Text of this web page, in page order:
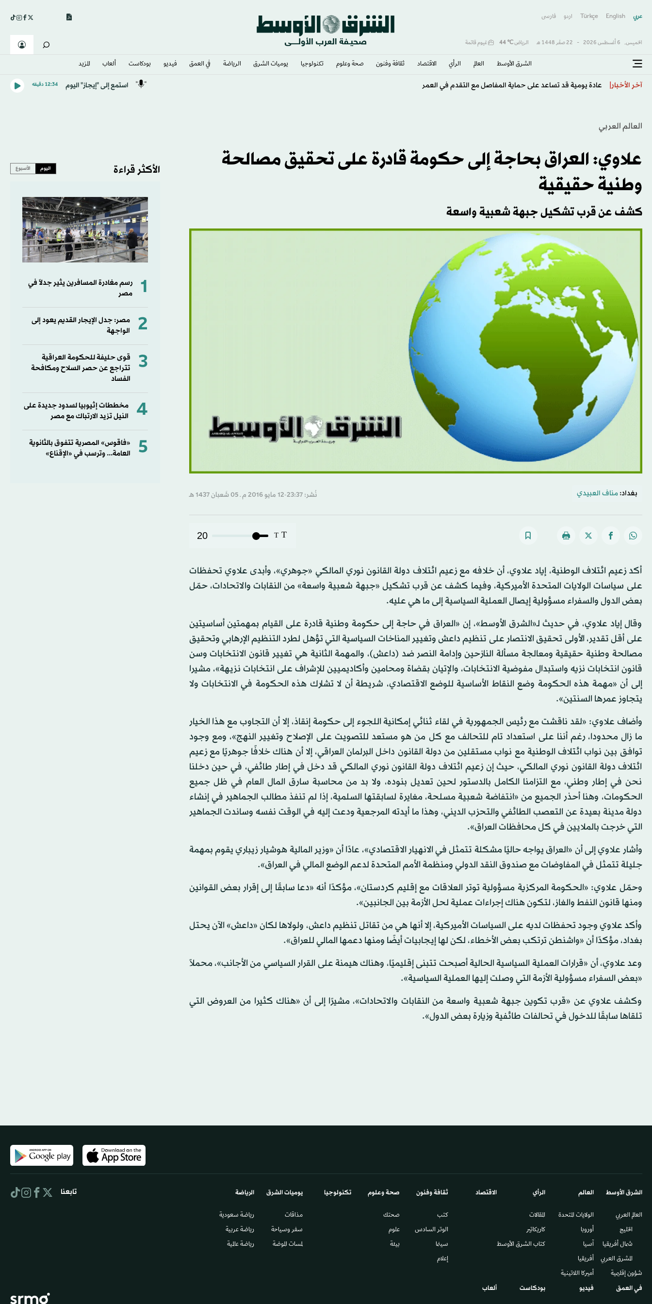
عربي English
Türkçe اردو فارسى
الخميس, 6 أغسطس 2026 - 22 صفَر 1448 هـ الرياض℃
44 غيوم قاتمة
الشرق الأوسط​ العالم الرأي الاقتصاد ثقافة وفنون صحة وعلوم تكنولوجيا يوميات الشرق​ الرياضة في العمق فيديو بودكاست ألعاب المزيد
آخر الأخبار استمع إلى "إيجاز" اليوم 12:34 دقيقه
العالم العربي
علاوي: العراق بحاجة إلى حكومة قادرة على تحقيق مصالحة
وطنية حقيقية
كشف عن قرب تشكيل جبهة شعبية واسعة
بغداد: مناف العبيدي نُشر: 23:37-12 مايو 2016 م ـ 05 شَعبان 1437 هـ
T
T
20
أكد زعيم ائتلاف الوطنية، إياد علاوي، أن خلافه مع زعيم ائتلاف دولة القانون نوري المالكي «جوهري»، وأبدى علاوي تحفظات
على سياسات الولايات المتحدة الأميركية، وفيما كشف عن قرب تشكيل «جبهة شعبية واسعة» من النقابات والاتحادات، حمّل
بعض الدول والسفراء مسؤولية إيصال العملية السياسية إلى ما هي عليه.
وقال إياد علاوي، في حديث لـ«الشرق الأوسط»، إن «العراق في حاجة إلى حكومة وطنية قادرة على القيام بمهمتين أساسيتين
على أقل تقدير، الأولى تحقيق الانتصار على تنظيم داعش وتغيير المناخات السياسية التي تؤهل لطرد التنظيم الإرهابي وتحقيق
مصالحة وطنية حقيقية ومعالجة مسألة النازحين وإدامة النصر ضد (داعش)، والمهمة الثانية هي تغيير قانون الانتخابات وسن
قانون انتخابات نزيه واستبدال مفوضية الانتخابات، والإتيان بقضاة ومحامين وأكاديميين للإشراف على انتخابات نزيهة»، مشيرا
إلى أن «مهمة هذه الحكومة وضع النقاط الأساسية للوضع الاقتصادي، شريطة أن لا تشارك هذه الحكومة في الانتخابات ولا
يتجاوز عمرها السنتين».
وأضاف علاوي: «لقد ناقشت مع رئيس الجمهورية في لقاء ثنائي إمكانية اللجوء إلى حكومة إنقاذ، إلا أن التجاوب مع هذا الخيار
ما زال محدودا، رغم أننا على استعداد تام للتحالف مع كل من هو مستعد للتصويت على الإصلاح وتغيير النهج»، ومع وجود
توافق بين نواب ائتلاف الوطنية مع نواب مستقلين من دولة القانون داخل البرلمان العراقي، إلا أن هناك خلافًا جوهريًا مع زعيم
ائتلاف دولة القانون نوري المالكي، حيث إن زعيم ائتلاف دولة القانون نوري المالكي قد دخل في إطار طائفي، في حين دخلنا
نحن في إطار وطني، مع التزامنا الكامل بالدستور لحين تعديل بنوده، ولا بد من محاسبة سارق المال العام في ظل جميع
الحكومات، وهنا أحذر الجميع من «انتفاضة شعبية مسلحة، مغايرة لسابقتها السلمية، إذا لم تنفذ مطالب الجماهير في إنشاء
دولة مدينة بعيدة عن التعصب الطائفي والتحزب الديني، وهذا ما أيدته المرجعية ودعت إليه في الوقت نفسه وساندت الجماهير
التي خرجت بالملايين في كل محافظات العراق».
وأشار علاوي إلى أن «العراق يواجه حاليًا مشكلة تتمثل في الانهيار الاقتصادي»، عادًا أن «وزير المالية هوشيار زيباري يقوم بمهمة
جليلة تتمثل في المفاوضات مع صندوق النقد الدولي ومنظمة الأمم المتحدة لدعم الوضع المالي في العراق».
وحمّل علاوي: «الحكومة المركزية مسؤولية توتر العلاقات مع إقليم كردستان»، مؤكدًا أنه «دعا سابقًا إلى إقرار بعض القوانين
ومنها قانون النفط والغاز، لتكون هناك إجراءات عملية لحل الأزمة بين الجانبين».
وأكد علاوي وجود تحفظات لديه على السياسات الأميركية، إلا أنها هي من تقاتل تنظيم داعش، ولولاها لكان «داعش» الآن يحتل
بغداد، مؤكدًا أن «واشنطن ترتكب بعض الأخطاء، لكن لها إيجابيات أيضًا ومنها دعمها المالي للعراق».
وعد علاوي، أن «قرارات العملية السياسية الحالية أصبحت تتبنى إقليميًا، وهناك هيمنة على القرار السياسي من الأجانب»، محملاً
«بعض السفراء مسؤولية الأزمة التي وصلت إليها العملية السياسية».
وكشف علاوي عن «قرب تكوين جبهة شعبية واسعة من النقابات والاتحادات»، مشيرًا إلى أن «هناك كثيرا من العروض التي
تلقاها سابقًا للدخول في تحالفات طائفية وزيارة بعض الدول».
الأكثر قراءة اليوم الأسبوع
1
رسم مغادرة المسافرين يثير جدلاً في
مصر
2
مصر: جدل الإيجار القديم يعود إلى
الواجهة
3
قوى حليفة للحكومة العراقية
تتراجع عن حصر السلاح ومكافحة
الفساد
4
مخططات إثيوبيا لسدود جديدة على
النيل تزيد الارتباك مع مصر
5
«فاقوس» المصرية تتفوق بالثانوية
العامة... وترسب في «الإقناع»
الشرق الأوسط​
العالم العربي
الخليج
شمال أفريقيا
المشرق العربي
شؤون إقليمية
العالم
الولايات المتحدة
أوروبا
آسيا
أفريقيا
أميركا اللاتينية
الرأي
المقالات
كاريكاتير
كتاب الشرق الأوسط
الاقتصاد ثقافة وفنون
كتب
الوتر السادس​
سينما
إعلام
صحة وعلوم
صحتك
علوم
بيئة
تكنولوجيا يوميات الشرق​
مذاقات
سفر وسياحة
لمسات الموضة
الرياضة
رياضة سعودية
رياضة عربية
رياضة عالمية
في العمق فيديو بودكاست ألعاب
تابعنا